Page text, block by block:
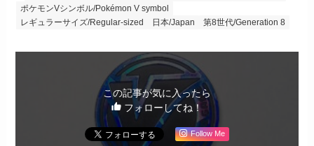
ポケモンVシンボル/Pokémon V symbol
レギュラーサイズ/Regular-sized
日本/Japan 第8世代/Generation 8
この記事が気に入ったら
フォローしてね！
Follow Me